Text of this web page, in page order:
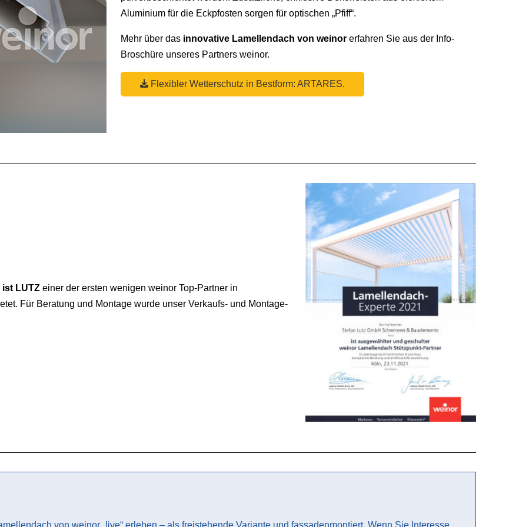
Aluminium für die Eckpfosten sorgen für optischen „Pfiff“.
Mehr über das innovative Lamellendach von weinor erfahren Sie aus der Info-
Broschüre unseres Partners weinor.
Flexibler Wetterschutz in Bestform: ARTARES.
LUTZ einer der ersten wenigen weinor Top-Partner in
Für Beratung und Montage wurde unser Verkaufs- und Montage-